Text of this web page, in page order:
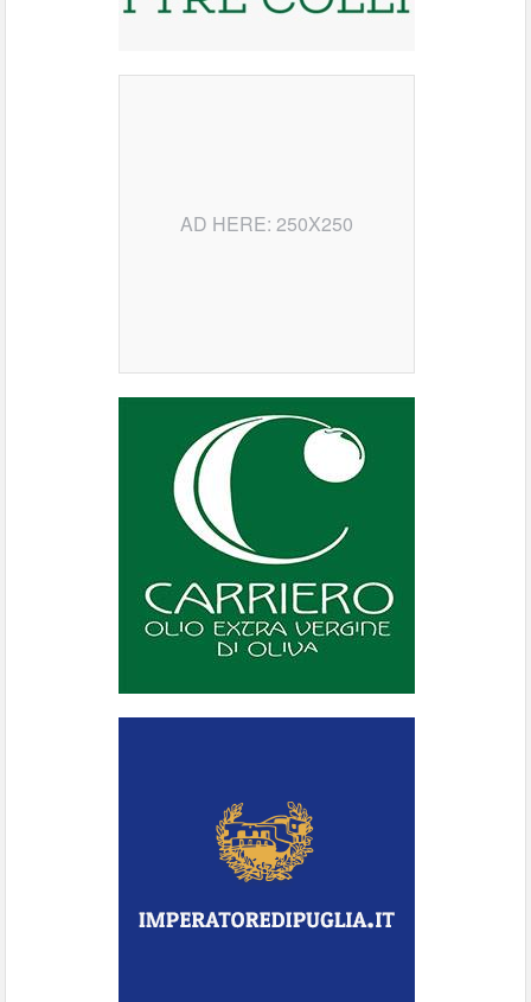
AD HERE: 250X250